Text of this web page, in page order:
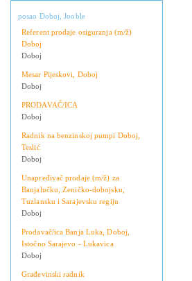
posao Doboj, Jooble
Referent prodaje osiguranja (m/ž)
Doboj
Doboj
Mesar Pijeskovi, Doboj
Doboj
PRODAVAČ/ICA
Doboj
Radnik na benzinskoj pumpi Doboj,
Teslić
Doboj
Unapređivač prodaje (m/ž) za
Banjalučku, Zeničko-dobojsku,
Tuzlansku i Sarajevsku regiju
Doboj
Prodavač/ica Banja Luka, Doboj,
Istočno Sarajevo - Lukavica
Doboj
Građevinski radnik